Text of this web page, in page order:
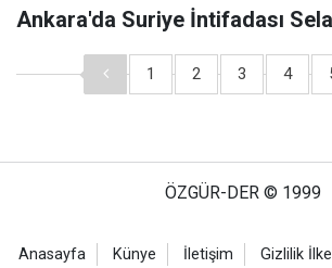
Ankara'da Suriye İntifadası
1 2 3 4
ÖZGÜR-DER © 1999
Anasayfa Künye İletişim Gizlilik